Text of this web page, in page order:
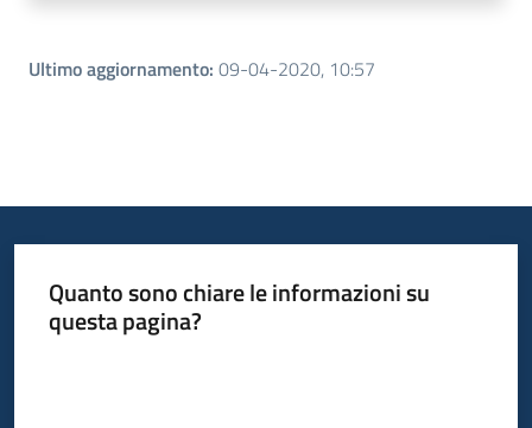
Ultimo aggiornamento: 09-04-2020, 10:57
Quanto sono chiare le informazioni su
questa pagina?